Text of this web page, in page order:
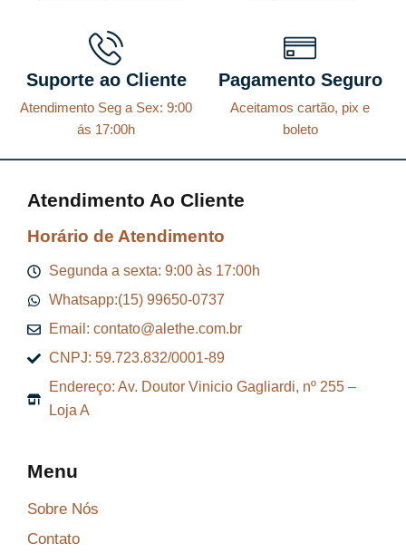
Suporte ao Cliente
Atendimento Seg a Sex: 9:00
ás 17:00h
Pagamento Seguro
Aceitamos cartão, pix e
boleto
Atendimento Ao Cliente
Horário de Atendimento
Segunda a sexta: 9:00 às 17:00h
Whatsapp:(15) 99650-0737
Email: contato@alethe.com.br
CNPJ: 59.723.832/0001-89
Endereço: Av. Doutor Vinicio Gagliardi, nº 255 –
Loja A
Menu
Sobre Nós
Contato